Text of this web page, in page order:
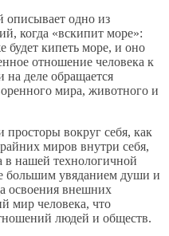
одно из
когда «вскипит море»:
будет кипеть море, и оно
отношение человека к
на деле обращается
мира, животного и
просторы вокруг себя, как
миров внутри себя,
в нашей технологичной
большим увяданием души и
освоения внешних
мир человека, что
людей и обществ.